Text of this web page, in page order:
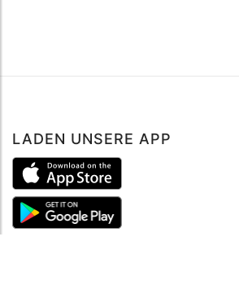
LADEN UNSERE APP